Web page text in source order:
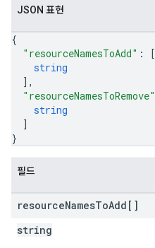
JSON 표현
{
"resourceNamesToAdd" :
[
string
] ,
"resourceNamesToRemove"
string
]
}
필드
resourceNamesToAdd[]
string